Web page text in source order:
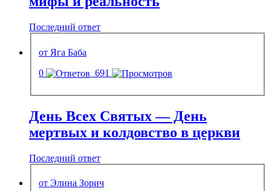
Последний ответ
от Яга Баба
0
691
День Всех Святых — День
мертвых и колдовство в церкви
Последний ответ
от Элина Зорич